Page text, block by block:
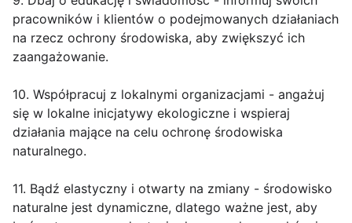
pracowników i klientów o podejmowanych działaniach
na rzecz ochrony środowiska, aby zwiększyć ich
zaangażowanie.
10. Współpracuj z lokalnymi organizacjami - angażuj
się w lokalne inicjatywy ekologiczne i wspieraj
działania mające na celu ochronę środowiska
naturalnego.
11. Bądź elastyczny i otwarty na zmiany - środowisko
naturalne jest dynamiczne, dlatego ważne jest, aby